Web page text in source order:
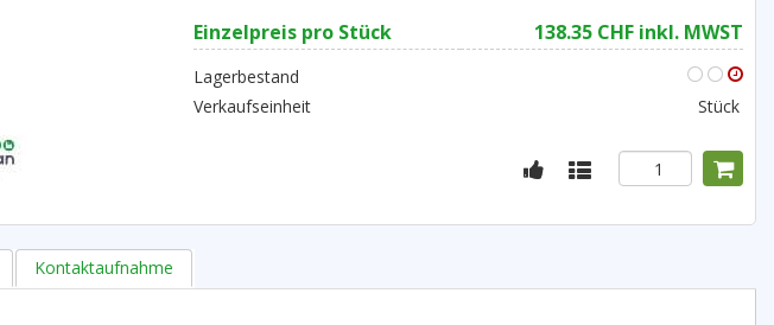
Einzelpreis pro Stück 138.35 CHF inkl. MWST
Lagerbestand
Verkaufseinheit
Stück
Kontaktaufnahme